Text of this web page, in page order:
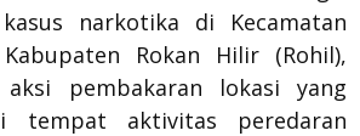
narkotika di Kecamatan
Rokan Hilir (Rohil),
pembakaran lokasi yang
tempat aktivitas peredaran